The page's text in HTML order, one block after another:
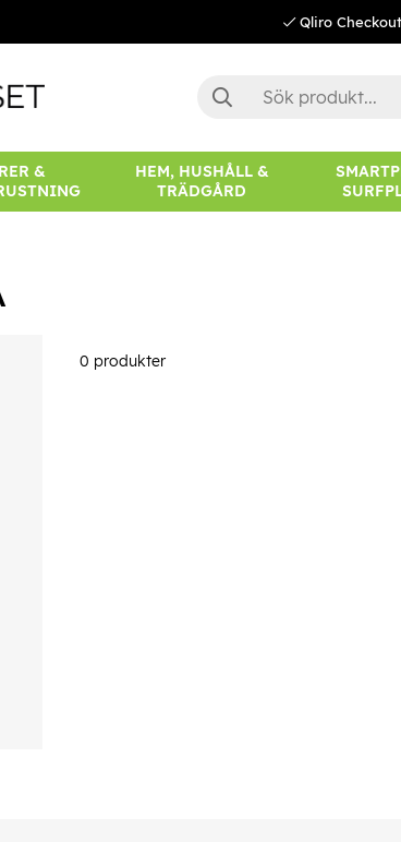
Qliro Checkout
&
HEM, HUSHÅLL &
TRÄDGÅRD
0 produkter